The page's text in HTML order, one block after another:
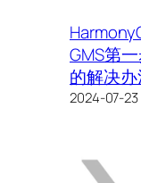
GMS第
的解决
2024-07-23